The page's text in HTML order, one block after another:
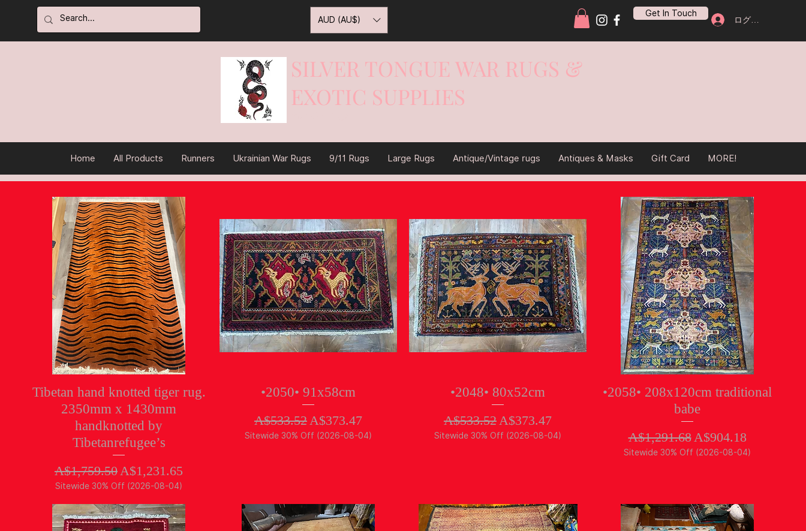
Get In Touch
ログイン
AUD (AU$)
SILVER TONGUE WAR RUGS &
EXOTIC SUPPLIES
Home All Products Runners Ukrainian War Rugs 9/11 Rugs Large Rugs Antique/Vintage rugs Antiques & Masks Gift Card MORE!
クイックビュー
Tibetan hand knotted tiger rug.
2350mm x 1430mm
handknotted by
Tibetanrefugee’s
通常価格
A$1,759.50 セール価格
A$1,231.65
Sitewide 30% Off (2026-08-04)
クイックビュー
•2050• 91x58cm
通常価格
A$533.52 セール価格
A$373.47
Sitewide 30% Off (2026-08-04)
クイックビュー
•2048• 80x52cm
通常価格
A$533.52 セール価格
A$373.47
Sitewide 30% Off (2026-08-04)
クイックビュー
•2058• 208x120cm traditional
babe
通常価格
A$1,291.68 セール価格
A$904.18
Sitewide 30% Off (2026-08-04)